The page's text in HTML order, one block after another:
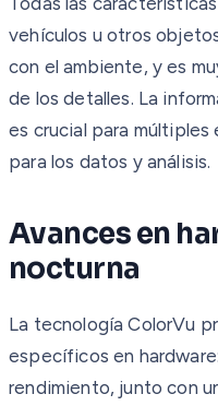
vehículos u otros
con el ambiente, y es
de los detalles. La
es crucial para múltiples
para los datos y análisis.
Avances en
nocturna
La tecnología ColorVu
específicos en
rendimiento, junto con